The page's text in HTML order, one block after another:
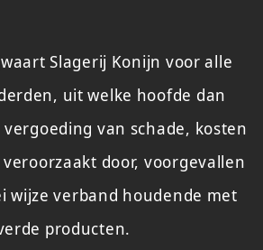
Slagerij Konijn voor alle
uit welke hoofde dan
van schade, kosten
door, voorgevallen
wijze verband houdende met
producten.